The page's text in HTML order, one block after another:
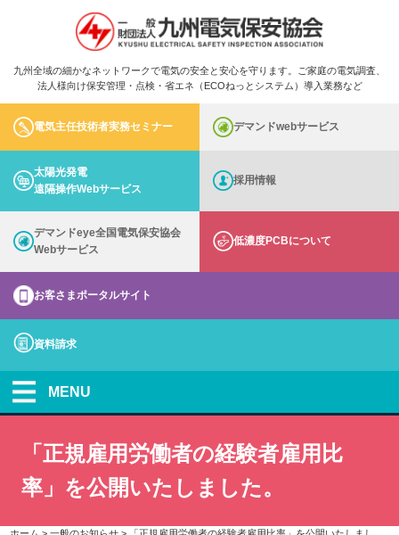
九州全域の細かなネットワークで電気の安全と安心を守ります。ご家庭の電気調査、
法人様向け保安管理・点検・省エネ（ECOねっとシステム）導入業務など
電気主任技術者実務セミナー デマンドwebサービス
太陽光発電
遠隔操作Webサービス
採用情報
デマンドeye全国電気保安協会
Webサービス
低濃度PCBについて
お客さまポータルサイト
資料請求
MENU
「正規雇用労働者の経験者雇用比
率」を公開いたしました。